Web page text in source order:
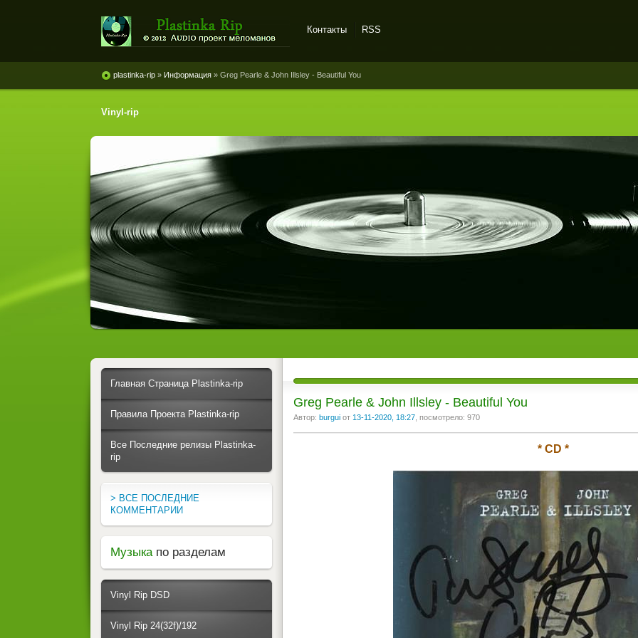
винила и магнитоальбомов
Контакты RSS
plastinka-rip » Информация » Greg Pearle & John Illsley - Beautiful You
Vinyl-rip
Greg Pearle & John Illsley - Beautiful You
Автор: burgui от 13-11-2020, 18:27 , посмотрело: 970
* CD *
Главная Страница Plastinka-rip
Правила Проекта Plastinka-rip
Все Последние релизы Plastinka-
rip
> ВСЕ ПОСЛЕДНИЕ
КОММЕНТАРИИ
Музыка по разделам
Vinyl Rip DSD
Vinyl Rip 24(32f)/192